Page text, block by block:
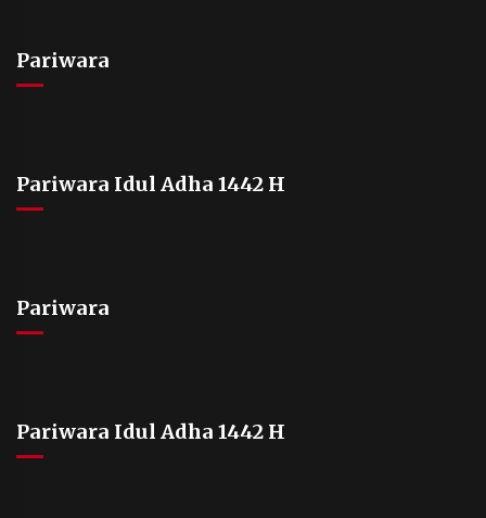
Pariwara
Pariwara Idul Adha 1442 H
Pariwara
Pariwara Idul Adha 1442 H